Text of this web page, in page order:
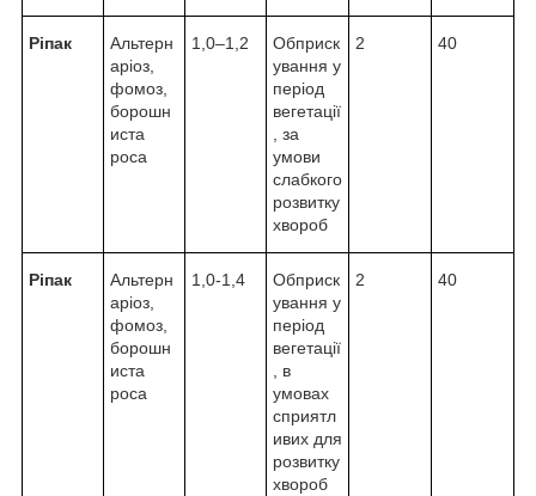
Ріпак
Альтерн
аріоз,
фомоз,
борошн
иста
роса
1,0–1,2
Обприск
ування у
період
вегетації
, за
умови
слабкого
розвитку
хвороб
2 40
Ріпак
Альтерн
аріоз,
фомоз,
борошн
иста
роса
1,0-1,4
Обприск
ування у
період
вегетації
, в
умовах
сприятл
ивих для
розвитку
хвороб
2 40